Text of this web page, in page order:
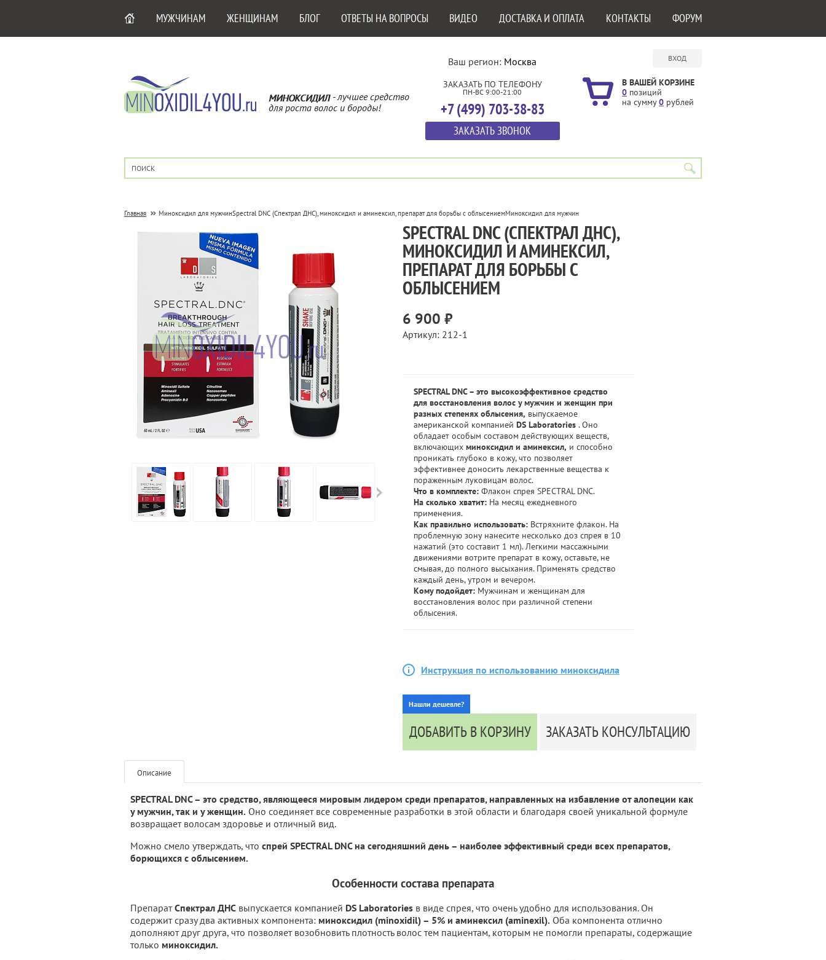
МУЖЧИНАМ ЖЕНЩИНАМ БЛОГ ОТВЕТЫ НА ВОПРОСЫ ВИДЕО ДОСТАВКА И ОПЛАТА КОНТАКТЫ ФОРУМ
МИНОКСИДИЛ- лучшее средство
для роста волос и бороды!
Ваш регион: Москва
ЗАКАЗАТЬ ПО ТЕЛЕФОНУ
ПН-ВС 9:00-21:00
+7 (499) 703-38-83
ЗАКАЗАТЬ ЗВОНОК
ВХОД
В ВАШЕЙ КОРЗИНЕ
0 позиций
на сумму0 рублей
Главная Миноксидил для мужчинSpectral DNC (Спектрал ДНС), миноксидил и аминексил, препарат для борьбы с облысениемМиноксидил для мужчин
SPECTRAL DNC (СПЕКТРАЛ ДНС),
МИНОКСИДИЛ И АМИНЕКСИЛ,
ПРЕПАРАТ ДЛЯ БОРЬБЫ С
ОБЛЫСЕНИЕМ
6 900 ₽
Артикул: 212-1
SPECTRAL DNC – это высокоэффективное средство
для восстановления волос у мужчин и женщин при
разных степенях облысения, выпускаемое
американской компанией DS Laboratories . Оно
обладает особым составом действующих веществ,
включающих миноксидил и аминексил, и способно
проникать глубоко в кожу, что позволяет
эффективнее доносить лекарственные вещества к
пораженным луковицам волос.
Что в комплекте: Флакон спрея SPECTRAL DNC.
На сколько хватит: На месяц ежедневного
применения.
Как правильно использовать: Встряхните флакон. На
проблемную зону нанесите несколько доз спрея в 10
нажатий (это составит 1 мл). Легкими массажными
движениями вотрите препарат в кожу, оставьте, не
смывая, до полного высыхания. Применять средство
каждый день, утром и вечером.
Кому подойдет: Мужчинам и женщинам для
восстановления волос при различной степени
облысения.
Инструкция по использованию миноксидила
Нашли дешевле?
ДОБАВИТЬ В КОРЗИНУ ЗАКАЗАТЬ КОНСУЛЬТАЦИЮ
Описание
SPECTRAL DNC – это средство, являющееся мировым лидером среди препаратов, направленных на избавление от алопеции как
у мужчин, так и у женщин. Оно соединяет все современные разработки в этой области и благодаря своей уникальной формуле
возвращает волосам здоровье и отличный вид.
Можно смело утверждать, что спрей SPECTRAL DNC на сегодняшний день – наиболее эффективный среди всех препаратов,
борющихся с облысением.
Особенности состава препарата
ПрепаратСпектрал ДНС выпускается компанией DS Laboratories в виде спрея, что очень удобно для использования. Он
содержит сразу два активных компонента: миноксидил (minoxidil) – 5% и аминексил (aminexil). Оба компонента отлично
дополняют друг друга, что позволяет возобновить плотность волос тем пациентам, которым не помогли препараты, содержащие
только миноксидил.